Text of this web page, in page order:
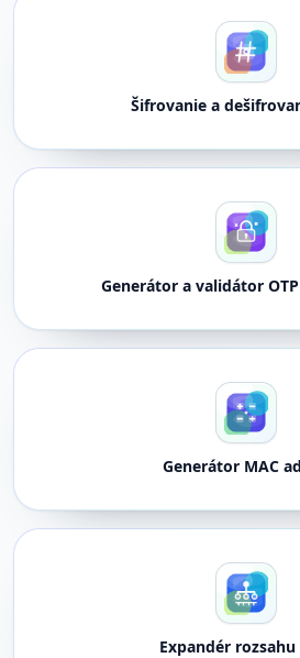
Šifrovanie a
Generátor a validátor OTP
Generátor MAC
Expandér rozsahu